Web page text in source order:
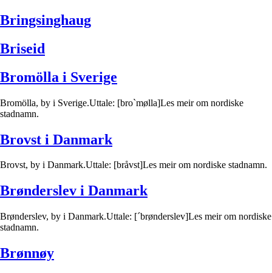
Bringsinghaug
Briseid
Bromölla i Sverige
Bromölla, by i Sverige.Uttale: [bro`mølla]Les meir om nordiske
stadnamn.
Brovst i Danmark
Brovst, by i Danmark.Uttale: [bråvst]Les meir om nordiske stadnamn.
Brønderslev i Danmark
Brønderslev, by i Danmark.Uttale: [´brønderslev]Les meir om nordiske
stadnamn.
Brønnøy